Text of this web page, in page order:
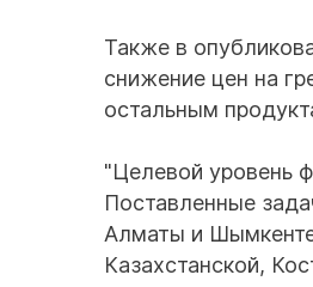
Также в
снижение цен на
остальным
"Целевой уровень
Поставленные
Алматы и
Казахстанской,